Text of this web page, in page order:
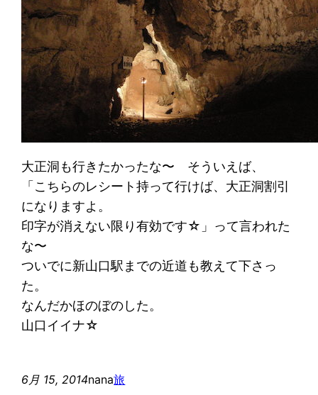
大正洞も行きたかったな〜 そういえば、
「こちらのレシート持って行けば、大正洞割引
になりますよ。
印字が消えない限り有効です☆」って言われた
な〜
ついでに新山口駅までの近道も教えて下さっ
た。
なんだかほのぼのした。
山口イイナ☆
6月 15, 2014nana旅